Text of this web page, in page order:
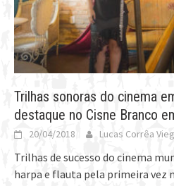
Trilhas sonoras do cinema
destaque no Cisne Branco
20/04/2018 Lucas Corrêa
Trilhas de sucesso do cinema
harpa e flauta pela primeira vez